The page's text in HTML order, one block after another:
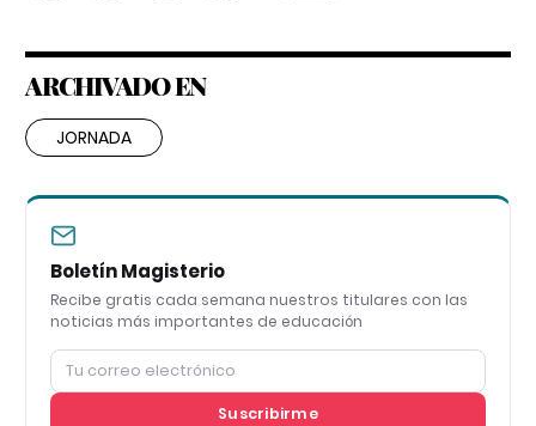
ARCHIVADO EN
JORNADA
Boletín Magisterio
Recibe gratis cada semana nuestros titulares con las
noticias más importantes de educación
Suscribirme